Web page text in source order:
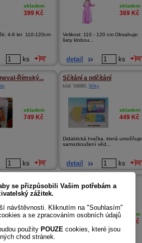
skladem
399 Kč
4-6 let 110-120cm
ks
skladem
369 Kč
Velikost: 110 - 120 cm Obsahuje:
šaty klobou...
detail ks
Římský...
skladem
749 Kč
ks
Sčítání a odčítání
kód: 54880, Wiky
skladem
449 Kč
Didaktická hračka, která umožňuje
samozkoušení věd...
detail ks
2001 a...
skladem
Sekačka na trávu klasik
1497
skladem
Kč
se přizpůsobili Vašim potřebám a
zážitek.
návštěvnosti. Kliknutím na "Souhlasím"
a se zpracováním osobních údajů
použity POUZE cookies, které jsou
chod stránek.